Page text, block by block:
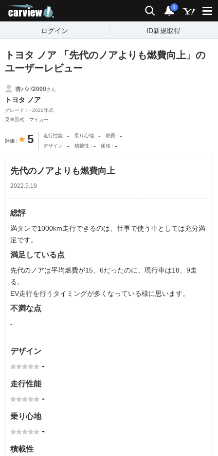
検索 通知
i
ログイン ID新規取得
トヨタ ノア 「先代のノアよりも燃費向上」の
ユーザーレビュー
杏パパ2000さん
トヨタ ノア
グレード：- 2022年式
乗車形式：マイカー
評価 5 走行性能 - 乗り心地 - 燃費 -
デザイン - 積載性 - 価格 -
先代のノアよりも燃費向上
2022.5.19
総評
満タンで1000km走行できるのは、仕事で使う車としては充分満
足です。
満足している点
先代のノアは平均燃費が15、6だったのに、現行車は18、9走
る。
EV走行を行うタイミングが多くなっている様に思います。
不満な点
-
デザイン
-
走行性能
-
乗り心地
-
積載性